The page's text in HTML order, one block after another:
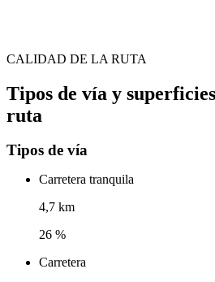
CALIDAD DE LA RUTA
Tipos de vía y
ruta
Tipos de vía
Carretera tranquila
4,7 km
26 %
Carretera